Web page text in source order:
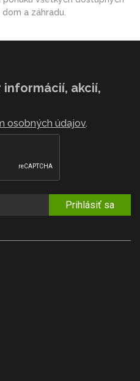
a záhradu.
informácií, akcií,
osobných údajov.
Prihlásiť sa